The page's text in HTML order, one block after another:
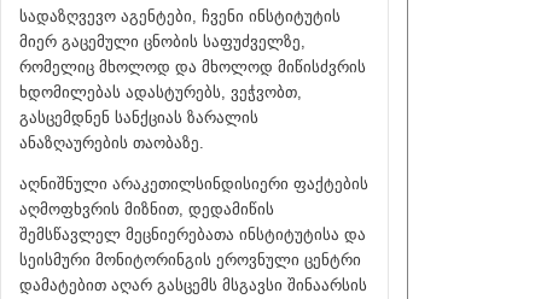
სადაზღვევო აგენტები, ჩვენი ინსტიტუტის
მიერ გაცემული ცნობის საფუძველზე,
რომელიც მხოლოდ და მხოლოდ მიწისძვრის
ხდომილებას ადასტურებს, ვეჭვობთ,
გასცემდნენ სანქციას ზარალის
ანაზღაურების თაობაზე.
აღნიშნული არაკეთილსინდისიერი ფაქტების
აღმოფხვრის მიზნით, დედამიწის
შემსწავლელ მეცნიერებათა ინსტიტუტისა და
სეისმური მონიტორინგის ეროვნული ცენტრი
დამატებით აღარ გასცემს მსგავსი შინაარსის